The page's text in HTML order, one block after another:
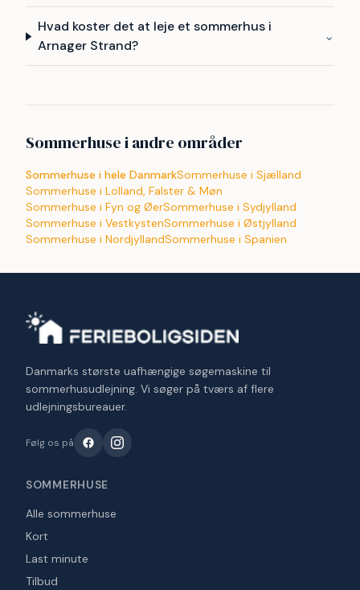
Hvad koster det at leje et sommerhus i
Arnager Strand?
⌄
Sommerhuse i andre områder
Sommerhuse i hele DanmarkSommerhuse i Sjælland
Sommerhuse i Lolland, Falster & Møn
Sommerhuse i Fyn og ØerSommerhuse i Sydjylland
Sommerhuse i VestkystenSommerhuse i Østjylland
Sommerhuse i NordjyllandSommerhuse i Spanien
Danmarks største uafhængige søgemaskine til
sommerhusudlejning. Vi søger på tværs af flere
udlejningsbureauer.
Følg os på
SOMMERHUSE
Alle sommerhuse
Kort
Last minute
Tilbud